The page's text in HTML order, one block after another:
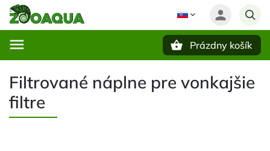
Prázdny košík
Filtrované náplne pre vonkajšie
filtre